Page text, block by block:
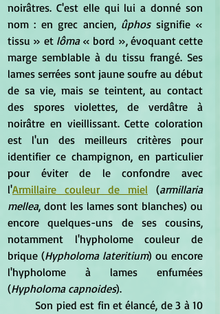
noirâtres. C'est elle qui lui a donné son
nom : en grec ancien, ûphos signifie «
tissu » et lôma « bord », évoquant cette
marge semblable à du tissu frangé. Ses
lames serrées sont jaune soufre au début
de sa vie, mais se teintent, au contact
des spores violettes, de verdâtre à
noirâtre en vieillissant. Cette coloration
est l'un des meilleurs critères pour
identifier ce champignon, en particulier
pour éviter de le confondre avec
l'Armillaire couleur de miel (armillaria
mellea, dont les lames sont blanches) ou
encore quelques-uns de ses cousins,
notamment l'hypholome couleur de
brique (Hypholoma lateritium) ou encore
l'hypholome à lames enfumées
(Hypholoma capnoides).